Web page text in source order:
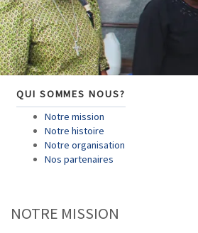
QUI SOMMES NOUS?
Notre mission
Notre histoire
Notre organisation
Nos partenaires
NOTRE MISSION